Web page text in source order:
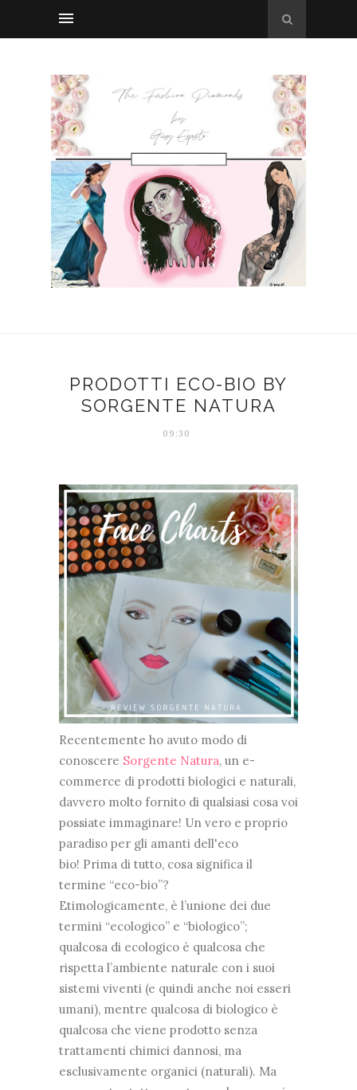
PRODOTTI ECO-BIO BY
SORGENTE NATURA
09:30
Recentemente ho avuto modo di
conoscere Sorgente Natura, un e-
commerce di prodotti biologici e naturali,
davvero molto fornito di qualsiasi cosa voi
possiate immaginare! Un vero e proprio
paradiso per gli amanti dell'eco
bio! Prima di tutto, cosa significa il
termine “eco-bio”?
Etimologicamente, è l’unione dei due
termini “ecologico” e “biologico”;
qualcosa di ecologico è qualcosa che
rispetta l’ambiente naturale con i suoi
sistemi viventi (e quindi anche noi esseri
umani), mentre qualcosa di biologico è
qualcosa che viene prodotto senza
trattamenti chimici dannosi, ma
esclusivamente organici (naturali). Ma